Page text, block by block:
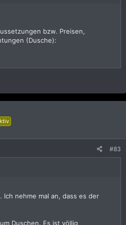
bzw. Preisen,
(Dusche):
#83
nehme mal an, dass es der
Duschen. Es ist völlig